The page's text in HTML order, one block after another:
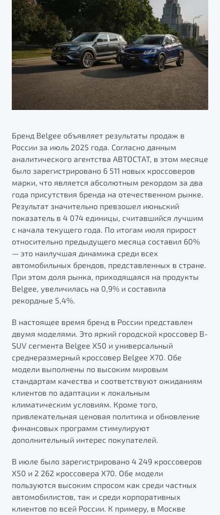
Яркий кроссовер
от 2 219 990 ₽*
В наличии
S50
Элегантный и практичный седан
от 1 699 990 ₽*
Обзор В наличии
X70
Универсальный кроссовер
от 2 499 990 ₽*
Обзор В наличии
Автокредит
Трейд-ин
Страхование
Расчет КАСКО
Узнайте о специальных выгодах при покупке
автомобиля Belgee
Подробно
Автомобили в наличии
Тест-драйв
Спецпредложения
ПОДДЕРЖКА
Гарантия Belgee
Belgee Линк
Belgee Клуб
Belgee Плюс
Реферальная программа
Помощь на дорогах
Будьте еще более уверены на дорогах с программой
"Помощь на дорогах"
Преимущества программы
Запись на сервис
Калькулятор ТО
Клиентская поддержка
О дилерском центре
Правовая информация
Бренд Belgee объявляет результаты продаж в
России за июль 2025 года. Согласно данным
аналитического агентства АВТОСТАТ, в этом месяце
было зарегистрировано 6 511 новых кроссоверов
марки, что является абсолютным рекордом за два
года присутствия бренда на отечественном рынке.
Результат значительно превзошел июньский
показатель в 4 074 единицы, считавшийся лучшим
с начала текущего года. По итогам июля прирост
относительно предыдущего месяца составил 60%
— это наилучшая динамика среди всех
автомобильных брендов, представленных в стране.
При этом доля рынка, приходящаяся на продукты
Belgee, увеличилась на 0,9% и составила
рекордные 5,4%.
В настоящее время бренд в России представлен
двумя моделями. Это яркий городской кроссовер B-
SUV сегмента Belgee X50 и универсальный
среднеразмерный кроссовер Belgee X70. Обе
модели выполнены по высоким мировым
стандартам качества и соответствуют ожиданиям
клиентов по адаптации к локальным
климатическим условиям. Кроме того,
привлекательная ценовая политика и обновление
финансовых программ стимулируют
дополнительный интерес покупателей.
В июле было зарегистрировано 4 249 кроссоверов
X50 и 2 262 кроссовера X70. Обе модели
пользуются высоким спросом как среди частных
автомобилистов, так и среди корпоративных
клиентов по всей России. К примеру, в Москве